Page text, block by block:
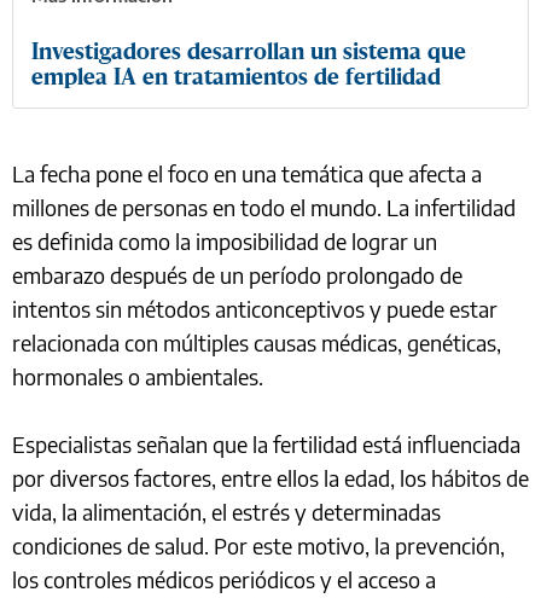
Investigadores desarrollan un sistema que
emplea IA en tratamientos de fertilidad
La fecha pone el foco en una temática que afecta a
millones de personas en todo el mundo. La infertilidad
es definida como la imposibilidad de lograr un
embarazo después de un período prolongado de
intentos sin métodos anticonceptivos y puede estar
relacionada con múltiples causas médicas, genéticas,
hormonales o ambientales.
Especialistas señalan que la fertilidad está influenciada
por diversos factores, entre ellos la edad, los hábitos de
vida, la alimentación, el estrés y determinadas
condiciones de salud. Por este motivo, la prevención,
los controles médicos periódicos y el acceso a